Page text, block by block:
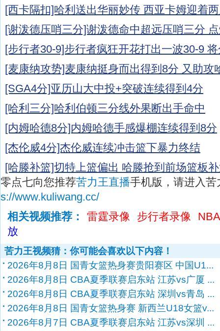
[西卡隔扣]哈利送出华丽妙传 西亚卡姆迎着
[谢泼德压哨三分]谢泼德命中超远压哨三分
[步行者30-9]步行者疯狂开花打出一波30-9
[麦康纳攻势]麦康纳挺身而出得到8分 又助攻
[SGA4分]亚历山大中投+突破连续得到4分
[哈利三分]哈利伯顿三分线外果断出手命中
[内姆哈德8分]内姆哈德手感爆棚连续得到8分
[杰伦威4分]杰伦威连续冲击篮下暴力终结
[哈滕补篮]切特上篮偏出 哈滕抢到前场篮板
零点七向您推荐苦力王直播手机版，请进入
s://www.kuliwang.cc/
相关视频推荐：
雷霆录像 步行者录像
放
苦力王视频猜：你可能会喜欢以下内容！
2026年8月8日 国青女篮热身赛贵阳赛区 中国U1...
2026年8月8日 CBA夏季联赛启东站 江苏vs广厦 ...
2026年8月8日 CBA夏季联赛启东站 深圳vs青岛 ...
2026年8月8日 国青女篮热身赛 新西兰U18女篮v...
2026年8月7日 CBA夏季联赛启东站 江苏vs深圳 ...